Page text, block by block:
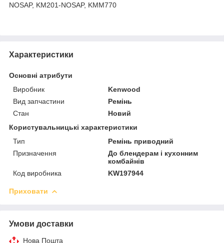
NOSAP, KM201-NOSAP, KMM770
Характеристики
Основні атрибути
Виробник
Kenwood
Вид запчастини
Ремінь
Стан
Новий
Користувальницькі характеристики
Тип
Ремінь приводний
Призначення
До блендерам і кухонним
комбайнів
Код виробника
KW197944
Приховати
Умови доставки
Нова Пошта